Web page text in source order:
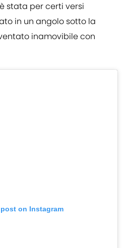
stata per certi versi
in un angolo sotto la
inamovibile con
on Instagram